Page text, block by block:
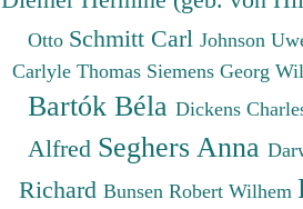
Otto Schmitt Carl Johnson
Carlyle Thomas Siemens Georg
Bartók Béla Dickens
Alfred Seghers Anna
Richard Bunsen Robert Wilhem